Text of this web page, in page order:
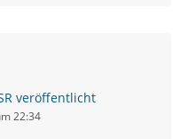
veröffentlicht
22:34